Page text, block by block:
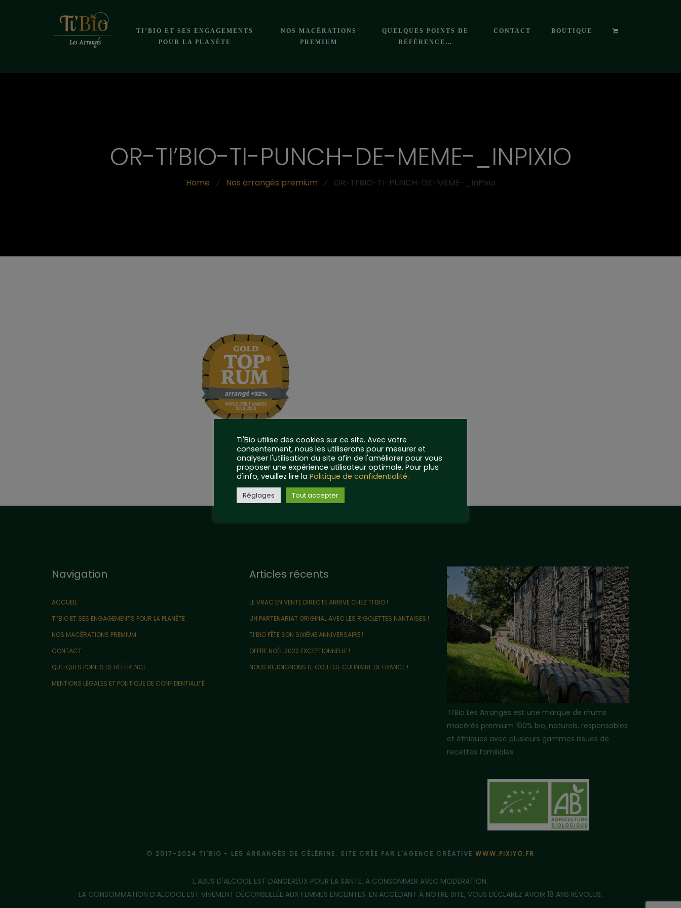
TI’BIO ET SES ENGAGEMENTS
POUR LA PLANÈTE
NOS MACÉRATIONS
PREMIUM
QUELQUES POINTS DE
RÉFÉRENCE…
CONTACT BOUTIQUE
OR-TI’BIO-TI-PUNCH-DE-MEME-_INPIXIO
Home ⁄ Nos arrangés premium ⁄ OR-TI’BIO-TI-PUNCH-DE-MEME-_InPixio
Navigation
ACCUEIL
TI’BIO ET SES ENGAGEMENTS POUR LA PLANÈTE
NOS MACÉRATIONS PREMIUM
CONTACT
QUELQUES POINTS DE RÉFÉRENCE…
MENTIONS LÉGALES ET POLITIQUE DE CONFIDENTIALITÉ
Articles récents
LE VRAC EN VENTE DIRECTE ARRIVE CHEZ TI’BIO !
UN PARTENARIAT ORIGINAL AVEC LES RIGOLETTES NANTAISES !
TI’BIO FÊTE SON SIXIÈME ANNIVERSAIRE !
OFFRE NOËL 2022 EXCEPTIONNELLE !
NOUS REJOIGNONS LE COLLÈGE CULINAIRE DE FRANCE !
Ti’Bio Les Arrangés est une marque de rhums
macérés premium 100% bio, naturels, responsables
et éthiques avec plusieurs gammes issues de
recettes familiales.
© 2017-2024 TI'BIO - LES ARRANGÉS DE CÉLÉRINE. SITE CRÉE PAR L'AGENCE CRÉATIVE WWW.PIXIYO.FR
L'ABUS D'ALCOOL EST DANGEREUX POUR LA SANTE, A CONSOMMER AVEC MODERATION.
LA CONSOMMATION D’ALCOOL EST VIVEMENT DÉCONSEILLÉE AUX FEMMES ENCEINTES. EN ACCÉDANT À NOTRE SITE, VOUS DÉCLAREZ AVOIR 18 ANS RÉVOLUS.
Ti'Bio utilise des cookies sur ce site. Avec votre
consentement, nous les utiliserons pour mesurer et
analyser l'utilisation du site afin de l'améliorer pour vous
proposer une expérience utilisateur optimale. Pour plus
d'info, veuillez lire la Politique de confidentialité.
Réglages Tout accepter